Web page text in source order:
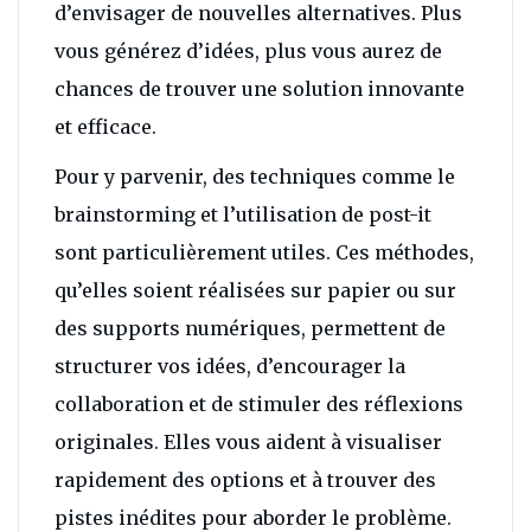
d’envisager de nouvelles alternatives. Plus
vous générez d’idées, plus vous aurez de
chances de trouver une solution innovante
et efficace.
Pour y parvenir, des techniques comme le
brainstorming et l’utilisation de post-it
sont particulièrement utiles. Ces méthodes,
qu’elles soient réalisées sur papier ou sur
des supports numériques, permettent de
structurer vos idées, d’encourager la
collaboration et de stimuler des réflexions
originales. Elles vous aident à visualiser
rapidement des options et à trouver des
pistes inédites pour aborder le problème.